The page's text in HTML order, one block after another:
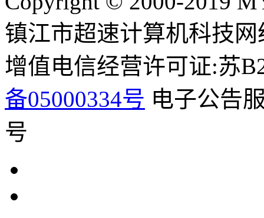
镇江市超速计算机科技
增值电信经营许可证:苏
备05000334号 电子公告
号